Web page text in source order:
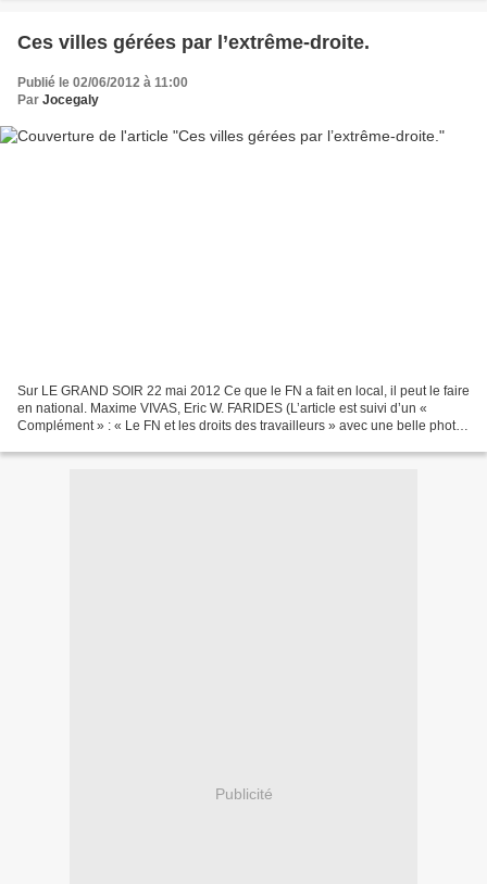
Ces villes gérées par l’extrême-droite.
Publié le 02/06/2012 à 11:00
Par Jocegaly
Sur LE GRAND SOIR 22 mai 2012 Ce que le FN a fait en local, il peut le faire
en national. Maxime VIVAS, Eric W. FARIDES (L’article est suivi d’un «
Complément » : « Le FN et les droits des travailleurs » avec une belle photo
Publicité